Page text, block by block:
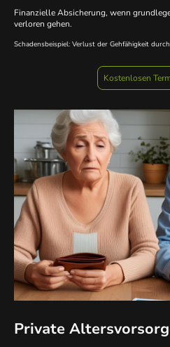
Finanzielle Absicherung, wenn
verloren gehen.
Schadensbeispiel: Verlust der Gehfähigkeit
Kostenlosen
Private